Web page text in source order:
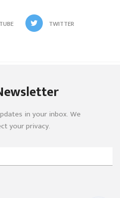
TWITTER
in your inbox. We
your privacy.